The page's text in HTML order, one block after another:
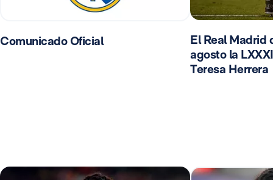
Comunicado Oficial
El Real Madrid
agosto la
Teresa Herrera